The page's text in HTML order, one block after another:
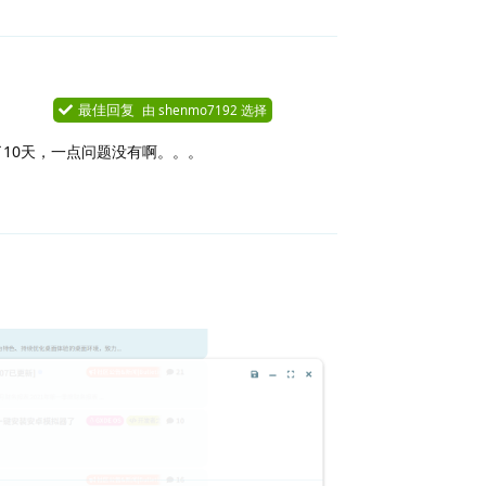
最佳回复 由 shenmo7192 选择
天，一点问题没有啊。。。